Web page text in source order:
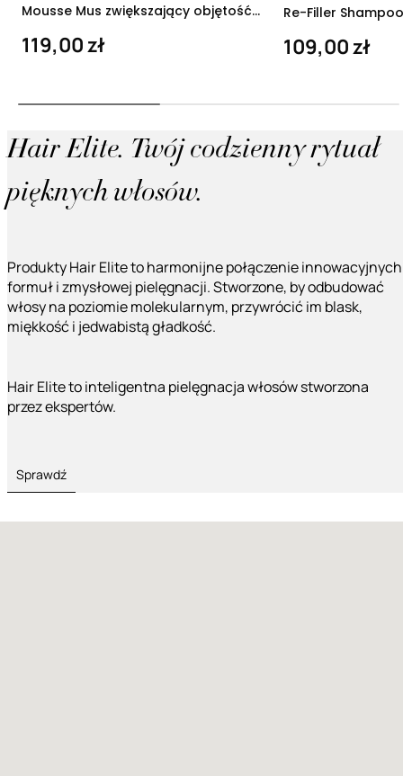
Mousse Mus zwiększający objętość
119,00 zł
Re-Filler
109,00 zł
Hair Elite. Twój codzienny rytuał
pięknych włosów.
Produkty Hair Elite to harmonijne połączenie innowacyjnych
formuł i zmysłowej pielęgnacji. Stworzone, by odbudować
włosy na poziomie molekularnym, przywrócić im blask,
miękkość i jedwabistą gładkość.
Hair Elite to inteligentna pielęgnacja włosów stworzona
przez ekspertów.
Sprawdź